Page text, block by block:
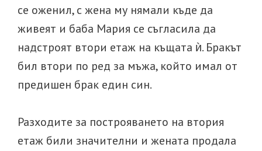
се оженил, с жена му нямали къде да
живеят и баба Мария се съгласила да
надстроят втори етаж на къщата ѝ. Бракът
бил втори по ред за мъжа, който имал от
предишен брак един син.
Разходите за построяването на втория
етаж били значителни и жената продала